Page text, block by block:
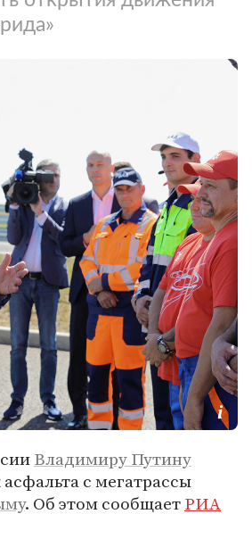
Владимиру Путину
с мегатрассы
. Об этом сообщаетРИА